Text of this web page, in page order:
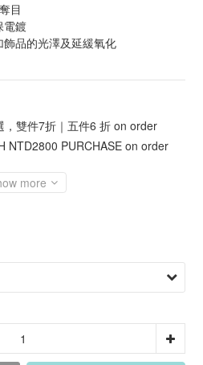
目
電鍍
飾品的光澤及延緩氧化
，雙件7折｜五件6 折 on order
NTD2800 PURCHASE on order
more